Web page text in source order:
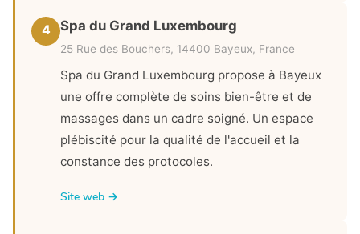
4 Spa du Grand Luxembourg
25 Rue des Bouchers, 14400 Bayeux, France
Spa du Grand Luxembourg propose à Bayeux
une offre complète de soins bien-être et de
massages dans un cadre soigné. Un espace
plébiscité pour la qualité de l'accueil et la
constance des protocoles.
Site web →